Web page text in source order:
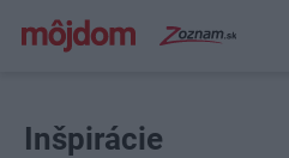
Inšpirácie